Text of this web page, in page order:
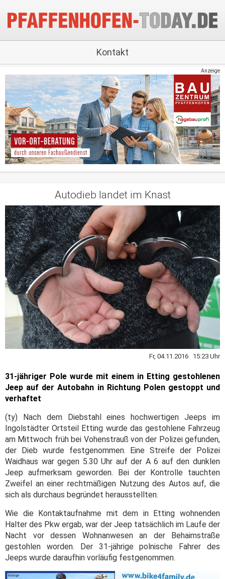
Kontakt
Anzeige
Autodieb landet im Knast
Fr, 04.11.2016 15:23 Uhr
31-jähriger Pole wurde mit einem in Etting gestohlenen
Jeep auf der Autobahn in Richtung Polen gestoppt und
verhaftet
(ty) Nach dem Diebstahl eines hochwertigen Jeeps im
Ingolstädter Ortsteil Etting wurde das gestohlene Fahrzeug
am Mittwoch früh bei Vohenstrauß von der Polizei gefunden,
der Dieb wurde festgenommen. Eine Streife der Polizei
Waidhaus war gegen 5.30 Uhr auf der A 6 auf den dunklen
Jeep aufmerksam geworden. Bei der Kontrolle tauchten
Zweifel an einer rechtmäßigen Nutzung des Autos auf, die
sich als durchaus begründet herausstellten.
Wie die Kontaktaufnahme mit dem in Etting wohnenden
Halter des Pkw ergab, war der Jeep tatsächlich im Laufe der
Nacht vor dessen Wohnanwesen an der Behaimstraße
gestohlen worden. Der 31-jährige polnische Fahrer des
Jeeps wurde daraufhin vorläufig festgenommen.